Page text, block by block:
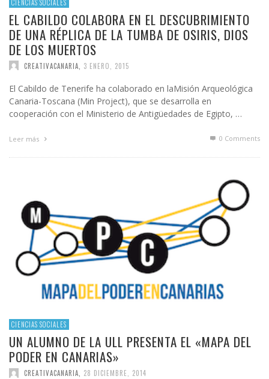
CIENCIAS SOCIALES
EL CABILDO COLABORA EN EL DESCUBRIMIENTO
DE UNA RÉPLICA DE LA TUMBA DE OSIRIS, DIOS
DE LOS MUERTOS
CREATIVACANARIA 3 ENERO, 2015
El Cabildo de Tenerife ha colaborado en laMisión Arqueológica
Canaria-Toscana (Min Project), que se desarrolla en
cooperación con el Ministerio de Antigüedades de Egipto, …
Leer más 0 Comments
CIENCIAS SOCIALES
UN ALUMNO DE LA ULL PRESENTA EL «MAPA DEL
PODER EN CANARIAS»
CREATIVACANARIA, 28 DICIEMBRE, 2014